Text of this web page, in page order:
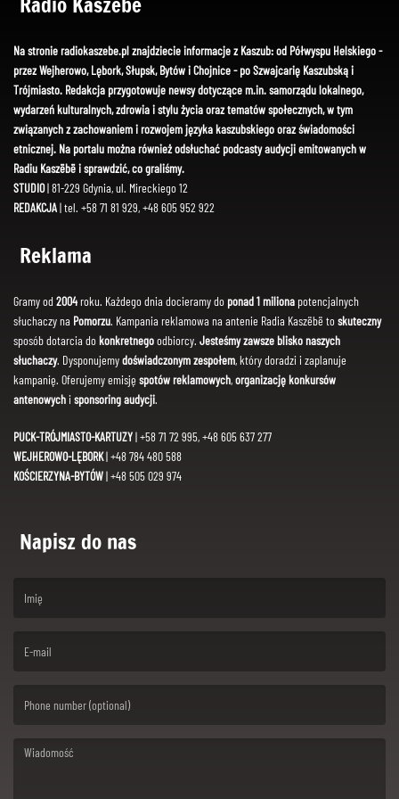
Na stronie radiokaszebe.pl znajdziecie informacje z Kaszub: od Półwyspu Helskiego -
przez Wejherowo, Lębork, Słupsk, Bytów i Chojnice - po Szwajcarię Kaszubską i
Trójmiasto. Redakcja przygotowuje newsy dotyczące m.in. samorządu lokalnego,
wydarzeń kulturalnych, zdrowia i stylu życia oraz tematów społecznych, w tym
związanych z zachowaniem i rozwojem języka kaszubskiego oraz świadomości
etnicznej. Na portalu można również odsłuchać podcasty audycji emitowanych w
Radiu Kaszëbë i sprawdzić, co graliśmy.
STUDIO| 81-229 Gdynia, ul. Mireckiego 12
REDAKCJA| tel. +58 71 81 929, +48 605 952 922
Reklama
Gramy od 2004roku. Każdego dnia docieramy do ponad 1 miliona potencjalnych
słuchaczy na Pomorzu. Kampania reklamowa na antenie Radia Kaszëbë toskuteczny
sposób dotarcia dokonkretnegoodbiorcy. Jesteśmy zawsze blisko naszych
słuchaczy. Dysponujemydoświadczonym zespołem, który doradzi i zaplanuje
kampanię. Oferujemy emisję spotów reklamowych,organizację konkursów
antenowychi sponsoring audycji.
PUCK-TRÓJMIASTO-KARTUZY| +58 71 72 995, +48 605 637 277
WEJHEROWO-LĘBORK| +48 784 480 588
KOŚCIERZYNA-BYTÓW| +48 505 029 974
Napisz do nas